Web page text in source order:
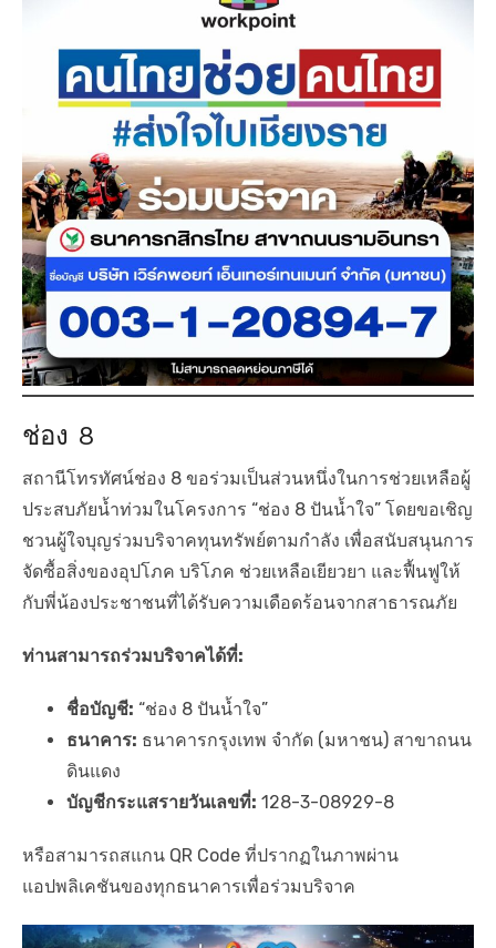
ช่อง 8
สถานีโทรทัศน์ช่อง 8 ขอร่วมเป็นส่วนหนึ่งในการช่วยเหลือผู้
ประสบภัยน้ำท่วมในโครงการ “ช่อง 8 ปันน้ำใจ” โดยขอเชิญ
ชวนผู้ใจบุญร่วมบริจาคทุนทรัพย์ตามกำลัง เพื่อสนับสนุนการ
จัดซื้อสิ่งของอุปโภค บริโภค ช่วยเหลือเยียวยา และฟื้นฟูให้
กับพี่น้องประชาชนที่ได้รับความเดือดร้อนจากสาธารณภัย
ท่านสามารถร่วมบริจาคได้ที่:
ชื่อบัญชี: “ช่อง 8 ปันน้ำใจ”
ธนาคาร: ธนาคารกรุงเทพ จำกัด (มหาชน) สาขาถนน
ดินแดง
บัญชีกระแสรายวันเลขที่: 128-3-08929-8
หรือสามารถสแกน QR Code ที่ปรากฏในภาพผ่าน
แอปพลิเคชันของทุกธนาคารเพื่อร่วมบริจาค